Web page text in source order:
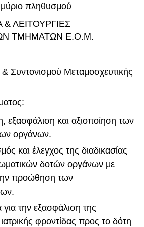
πληθυσμού
ΛΕΙΤΟΥΡΓΙΕΣ
ΤΜΗΜΑΤΩΝ Ε.Ο.Μ.
Συντονισμού Μεταμοσχευτικής
εξασφάλιση και αξιοποίηση των
οργάνων.
και έλεγχος της διαδικασίας
δοτών οργάνων με
προώθηση των
για την εξασφάλιση της
φροντίδας προς το δότη